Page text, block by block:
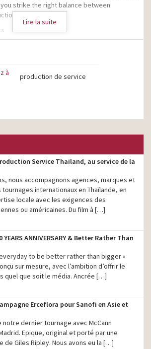
strike the right balance between
// Conkerco
Lire la suite
à
production de service
Production Service Thailand, au service de la
nous accompagnons agences, marques et
internationaux en Thaïlande, en
locale avec les exigences des
​ou américaines. Du film à […]
YEARS ANNIVERSARY & Better Rather Than
to be better rather than bigger »
sur mesure, avec l’ambition d’offrir le
quel que soit le média. Ancrée […]
Erceflora pour Sanofi en Asie et
notre dernier tournage avec McCann
Epique, original et porté par une
de Giles Ripley. Nous avons eu la […]